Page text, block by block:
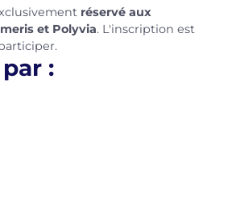
réservé aux
et Polyvia. L'inscription est
: